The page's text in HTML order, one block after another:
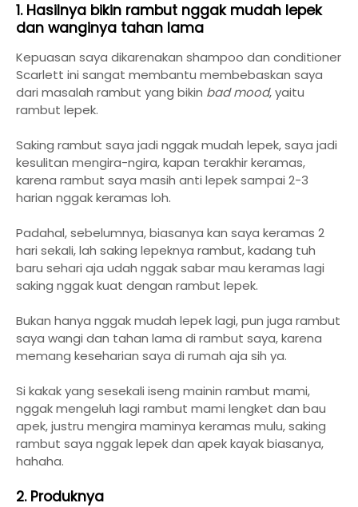
1. Hasilnya bikin rambut nggak mudah lepek
dan wanginya tahan lama
Kepuasan saya dikarenakan shampoo dan conditioner
Scarlett ini sangat membantu membebaskan saya
dari masalah rambut yang bikin bad mood, yaitu
rambut lepek.
Saking rambut saya jadi nggak mudah lepek, saya jadi
kesulitan mengira-ngira, kapan terakhir keramas,
karena rambut saya masih anti lepek sampai 2-3
harian nggak keramas loh.
Padahal, sebelumnya, biasanya kan saya keramas 2
hari sekali, lah saking lepeknya rambut, kadang tuh
baru sehari aja udah nggak sabar mau keramas lagi
saking nggak kuat dengan rambut lepek.
Bukan hanya nggak mudah lepek lagi, pun juga rambut
saya wangi dan tahan lama di rambut saya, karena
memang keseharian saya di rumah aja sih ya.
Si kakak yang sesekali iseng mainin rambut mami,
nggak mengeluh lagi rambut mami lengket dan bau
apek, justru mengira maminya keramas mulu, saking
rambut saya nggak lepek dan apek kayak biasanya,
hahaha.
2. Produknya